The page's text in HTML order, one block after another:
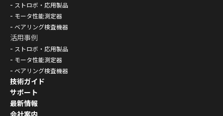
ストロボ・応用製品
モータ性能測定器
ベアリング検査機器
活用事例
ストロボ・応用製品
モータ性能測定器
ベアリング検査機器
技術ガイド
サポート
最新情報